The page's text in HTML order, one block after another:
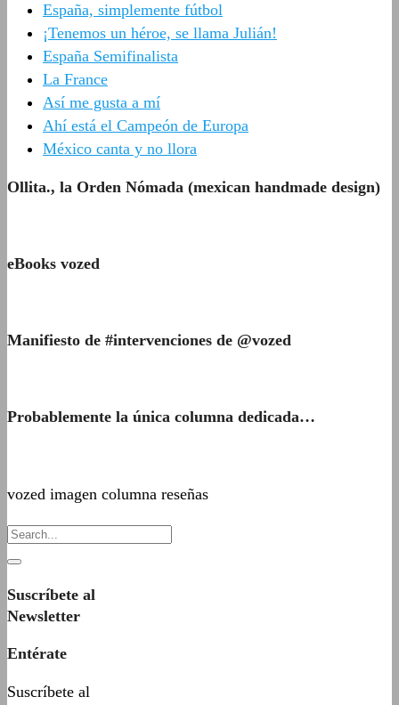
España, simplemente fútbol
¡Tenemos un héroe, se llama Julián!
España Semifinalista
La France
Así me gusta a mí
Ahí está el Campeón de Europa
México canta y no llora
Ollita., la Orden Nómada (mexican handmade design)
eBooks vozed
Manifiesto de #intervenciones de @vozed
Probablemente la única columna dedicada…
vozed imagen columna reseñas
Suscríbete al
Newsletter
Entérate
Suscríbete al